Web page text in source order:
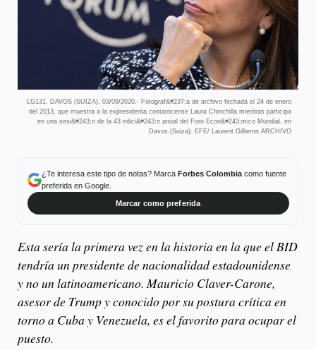
LG131. DAVOS (SUIZA), 03/09/2020.- Fotograf&#237;a de archivo fechada el 24 de enero
del 2013, que muestra a la expresidenta costarricense Laura Chinchilla mientras participa
en una sesi&#243;n de la 43 edici&#243;n anual del Foro Econ&#243;mico Mundial, en
Davos (Suiza). EFE/ Laurent Gillieron ARCHIVO
¿Te interesa este tipo de notas? Marca Forbes Colombiacomo fuente
preferida en Google.
Marcar como preferida
Esta sería la primera vez en la historia en la que el BID
tendría un presidente de nacionalidad estadounidense
y no un latinoamericano. Mauricio Claver-Carone,
asesor de Trump y conocido por su postura crítica en
torno a Cuba y Venezuela, es el favorito para ocupar el
puesto.